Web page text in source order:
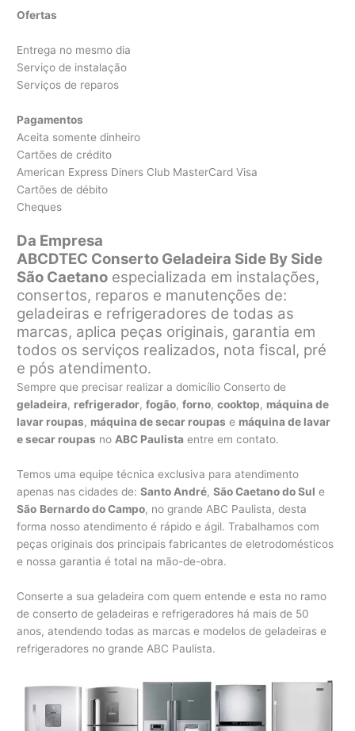
Ofertas
Entrega no mesmo dia
Serviço de instalação
Serviços de reparos
Pagamentos
Aceita somente dinheiro
Cartões de crédito
American Express Diners Club MasterCard Visa
Cartões de débito
Cheques
Da Empresa
ABCDTEC Conserto Geladeira Side By Side
São Caetano especializada em instalações,
consertos, reparos e manutenções de:
geladeiras e refrigeradores de todas as
marcas, aplica peças originais, garantia em
todos os serviços realizados, nota fiscal, pré
e pós atendimento.
Sempre que precisar realizar a domicílio Conserto de
geladeira, refrigerador,fogão,forno,cooktop, máquina de
lavar roupas, máquina de secar roupas e máquina de lavar
e secar roupas noABC Paulista entre em contato.
Temos uma equipe técnica exclusiva para atendimento
apenas nas cidades de:Santo André,São Caetano do Sul e
São Bernardo do Campo, no grande ABC Paulista, desta
forma nosso atendimento é rápido e ágil. Trabalhamos com
peças originais dos principais fabricantes de eletrodomésticos
e nossa garantia é total na mão-de-obra.
Conserte a sua geladeira com quem entende e esta no ramo
de conserto de geladeiras e refrigeradores há mais de 50
anos, atendendo todas as marcas e modelos de geladeiras e
refrigeradores no grande ABC Paulista.